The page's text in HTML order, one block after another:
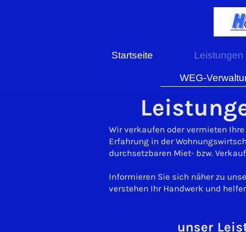
Startseite Leistungen
WEG-
Wir verkaufen oder vermieten
Erfahrung in der
durchsetzbaren Miet- bzw.
Informieren Sie sich näher zu
verstehen Ihr Handwerk und
unser